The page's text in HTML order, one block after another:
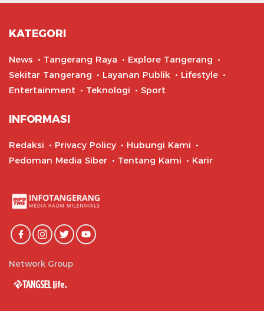
KATEGORI
News Tangerang Raya
Explore Tangerang
Sekitar Tangerang
Layanan Publik
Lifestyle
Entertainment
Teknologi Sport
INFORMASI
Redaksi Privacy Policy
Hubungi Kami
Pedoman Media Siber
Tentang Kami Karir
Network Group